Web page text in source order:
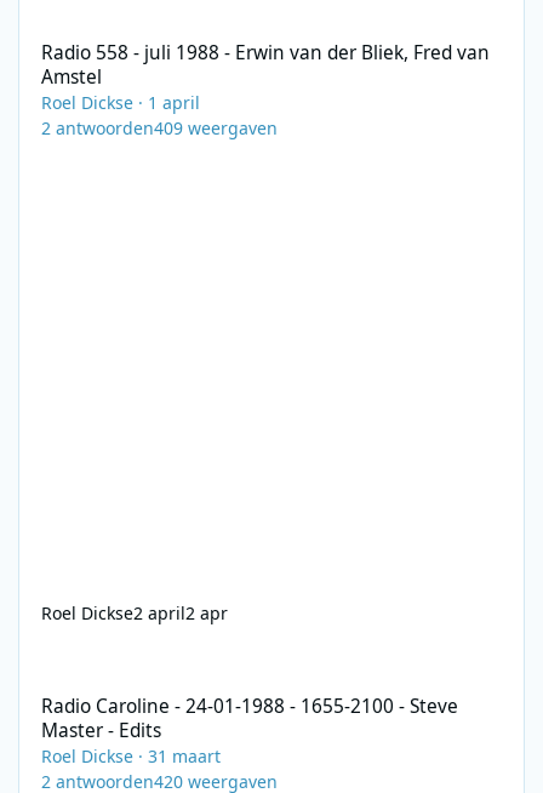
Radio 558 - juli 1988 - Erwin van der Bliek, Fred van
Amstel
Roel Dickse · 1 april
2 antwoorden409 weergaven
Roel Dickse2 april2 apr
Radio Caroline - 24-01-1988 - 1655-2100 - Steve
Master - Edits
Roel Dickse ·31 maart
2 antwoorden420 weergaven